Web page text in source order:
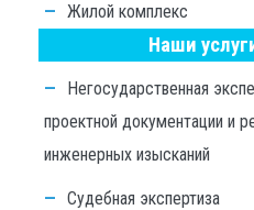
Жилой комплекс
Наши
Негосударственная
проектной документации и
инженерных изысканий
Судебная экспертиза